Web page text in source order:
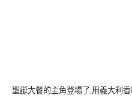
聖誕大餐的主角登場了,用義大利